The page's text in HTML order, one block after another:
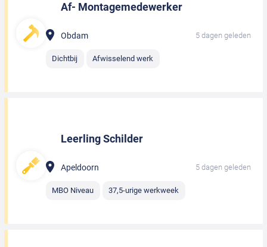
Af- Montagemedewerker
Obdam 5 dagen geleden
Dichtbij Afwisselend werk
Leerling Schilder
Apeldoorn 5 dagen geleden
MBO Niveau 37,5-urige werkweek